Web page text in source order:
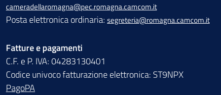
cameradellaromagna@pec.romagna.camcom.it
Posta elettronica ordinaria: segreteria@romagna.camcom.it
Fatture e pagamenti
C.F. e P. IVA: 04283130401
Codice univoco fatturazione elettronica: ST9NPX
PagoPA